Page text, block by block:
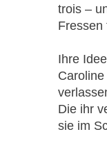
trois –
Fressen
Ihre
Die ihr
sie im